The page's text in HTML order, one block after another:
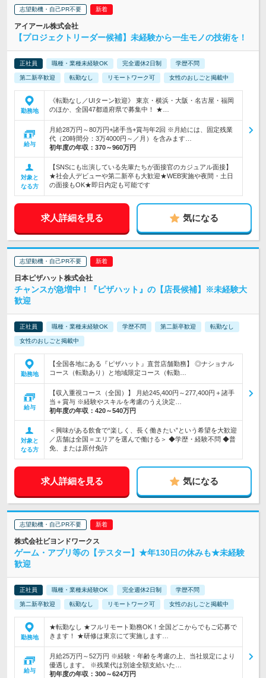
志望動機・自己PR不要
アイアール株式会社
【プロジェクトリーダー候補】未経験から一生モノの技術を！
正社員 職種・業種未経験OK 完全週休2日制 学歴不問
第二新卒歓迎 転勤なし リモートワーク可 女性のおしごと掲載中
勤務地
《転勤なし／UIターン歓迎》 東京・横浜・大阪・名古屋・福岡
のほか、全国47都道府県で募集中！ ★…
給与
月給28万円～80万円+諸手当+賞与年2回 ※月給には、固定残業
代（20時間分：3万4000円～／月）を含みます…
初年度の年収： 370～960万円
対象と
なる方
【SNSにも出演している先輩たちが面接官のカジュアル面接】
★社会人デビューや第二新卒も大歓迎★WEB実施や夜間・土日
の面接もOK★即日内定も可能です
求人詳細を見る 気になる
志望動機・自己PR不要
日本ピザハット株式会社
チャンスが急増中！『ピザハット』の【店長候補】※未経験大
歓迎
正社員 職種・業種未経験OK 学歴不問 第二新卒歓迎 転勤なし
女性のおしごと掲載中
勤務地
【全国各地にある『ピザハット』直営店舗勤務】 ◎ナショナル
コース（転勤あり）と地域限定コース（転勤…
給与
【収入重視コース（全国）】 月給245,400円～277,400円＋諸手
当＋賞与 ※経験やスキルを考慮のうえ決定…
初年度の年収： 420～540万円
対象と
なる方
＜興味がある飲食で“楽しく、長く働きたい”という希望を大歓迎
／店舗は全国＝エリアを選んで働ける＞ ◆学歴・経験不問 ◆普
免、または原付免許
求人詳細を見る 気になる
志望動機・自己PR不要
株式会社ビヨンドワークス
ゲーム・アプリ等の【テスター】★年130日の休みも★未経験
歓迎
正社員 職種・業種未経験OK 完全週休2日制 学歴不問
第二新卒歓迎 転勤なし リモートワーク可 女性のおしごと掲載中
勤務地
★転勤なし ★フルリモート勤務OK！全国どこからでもご応募で
きます！ ★研修は東京にて実施します…
給与
月給25万円～52万円 ※経験・年齢を考慮の上、当社規定により
優遇します。 ※残業代は別途全額支給いた…
初年度の年収： 300～624万円